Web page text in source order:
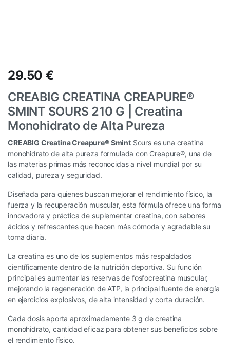
29.50€
CREABIG CREATINA CREAPURE®
SMINT SOURS 210 G | Creatina
Monohidrato de Alta Pureza
CREABIG Creatina Creapure® SmintSours es una creatina
monohidrato de alta pureza formulada con Creapure®, una de
las materias primas más reconocidas a nivel mundial por su
calidad, pureza y seguridad.
Diseñada para quienes buscan mejorar el rendimiento físico, la
fuerza y la recuperación muscular, esta fórmula ofrece una forma
innovadora y práctica de suplementar creatina, con sabores
ácidos y refrescantes que hacen más cómoda y agradable su
toma diaria.
La creatina es uno de los suplementos más respaldados
científicamente dentro de la nutrición deportiva. Su función
principal es aumentar las reservas de fosfocreatina muscular,
mejorando la regeneración de ATP, la principal fuente de energía
en ejercicios explosivos, de alta intensidad y corta duración.
Cada dosis aporta aproximadamente 3 g de creatina
monohidrato, cantidad eficaz para obtener sus beneficios sobre
el rendimiento físico.